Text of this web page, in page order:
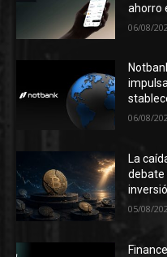
ahorro
06/08/
06/08/
La
debate
05/08/